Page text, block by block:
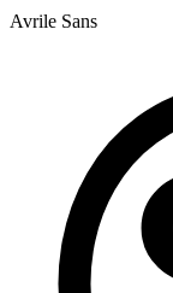
Avrile Sans